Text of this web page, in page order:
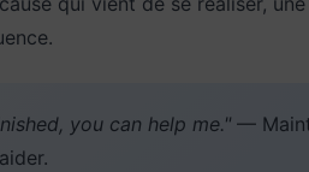
you can help me." —